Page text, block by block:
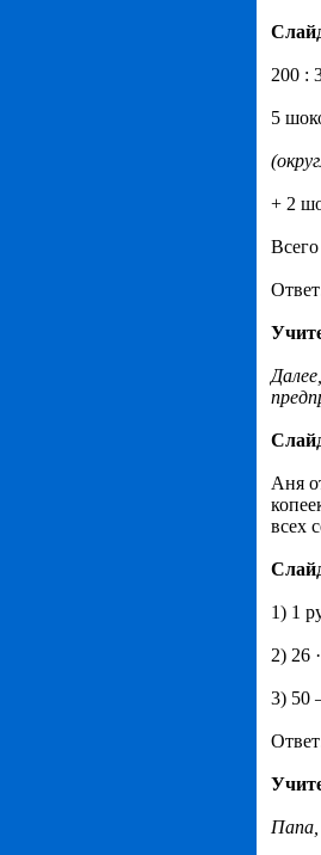
200 :
5
+ 2
Аня
всех
1) 1
2) 26
3) 50
Папа,